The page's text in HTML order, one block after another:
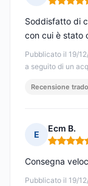
Nota: 5 su
Pubblicato il 19/
a seguito di un
Soddisfatto di
con cui è stato
Recensione
E
Ecm B.
Nota: 5 su
Pubblicato il 19/
Consegna